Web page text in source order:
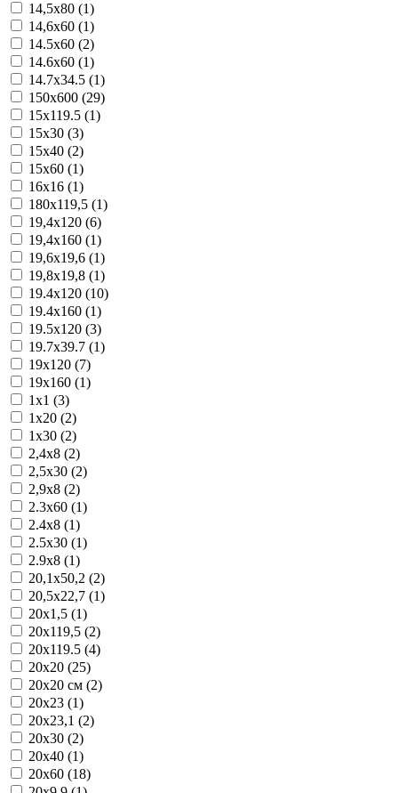
14,5x80 (1)
14,6x60 (1)
14.5x60 (2)
14.6x60 (1)
14.7x34.5 (1)
150x600 (29)
15x119.5 (1)
15x30 (3)
15x40 (2)
15x60 (1)
16x16 (1)
180x119,5 (1)
19,4x120 (6)
19,4x160 (1)
19,6x19,6 (1)
19,8x19,8 (1)
19.4x120 (10)
19.4x160 (1)
19.5x120 (3)
19.7x39.7 (1)
19x120 (7)
19x160 (1)
1x1 (3)
1x20 (2)
1x30 (2)
2,4x8 (2)
2,5x30 (2)
2,9x8 (2)
2.3x60 (1)
2.4x8 (1)
2.5x30 (1)
2.9x8 (1)
20,1x50,2 (2)
20,5x22,7 (1)
20x1,5 (1)
20x119,5 (2)
20x119.5 (4)
20x20 (25)
20x20 см (2)
20x23 (1)
20x23,1 (2)
20x30 (2)
20x40 (1)
20x60 (18)